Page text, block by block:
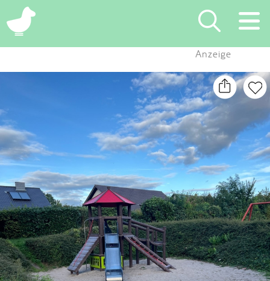
×
Suchen
Eintragen
App
Blog
Partner
Kontakt
Impressum
Anzeige